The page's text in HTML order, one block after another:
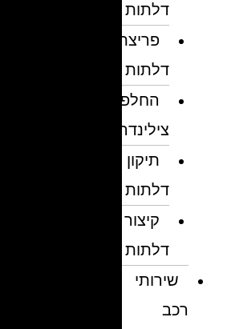
דלתות
פריצת
דלתות
החלפת
צילינדרים
תיקון
דלתות
קיצור
דלתות
שירותי